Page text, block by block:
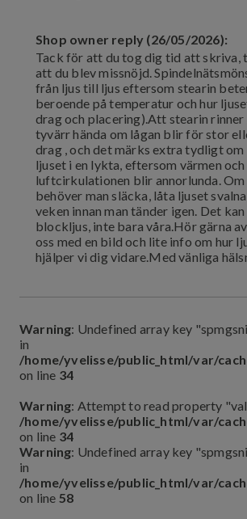
Shop owner reply (26/05/2026):
Tack för att du tog dig tid att skriva,
att du blev missnöjd.
från ljus till ljus eftersom stearin
beroende på temperatur och hur
drag och placering).Att stearin
tyvärr hända om lågan blir för stor
drag , och det märks extra tydligt om
ljuset i en lykta, eftersom värmen och
luftcirkulationen blir annorlunda. Om
behöver man släcka, låta ljuset
veken innan man tänder igen. Det
blockljus, inte bara våra.Hör gärna
oss med en bild och lite info om hur
hjälper vi dig vidare.Med vänliga
Warning: Undefined array key
in
/home/yvelisse/public_html/var/
on line 34
Warning: Attempt to read property
/home/yvelisse/public_html/var/
on line 34
Warning: Undefined array key
in
/home/yvelisse/public_html/var/
on line 58